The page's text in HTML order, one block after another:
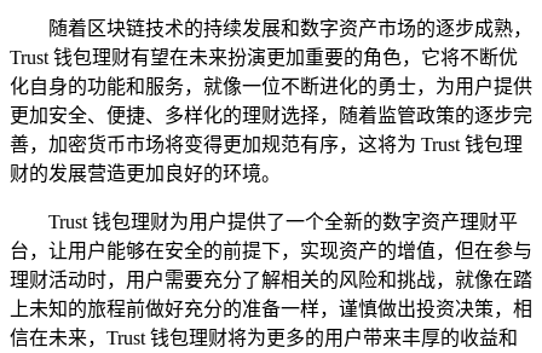
随着区块链技术的持续发展和数字资产市场的逐步成熟，
Trust 钱包理财有望在未来扮演更加重要的角色，它将不断优
化自身的功能和服务，就像一位不断进化的勇士，为用户提供
更加安全、便捷、多样化的理财选择，随着监管政策的逐步完
善，加密货币市场将变得更加规范有序，这将为 Trust 钱包理
财的发展营造更加良好的环境。
Trust 钱包理财为用户提供了一个全新的数字资产理财平
台，让用户能够在安全的前提下，实现资产的增值，但在参与
理财活动时，用户需要充分了解相关的风险和挑战，就像在踏
上未知的旅程前做好充分的准备一样，谨慎做出投资决策，相
信在未来，Trust 钱包理财将为更多的用户带来丰厚的收益和